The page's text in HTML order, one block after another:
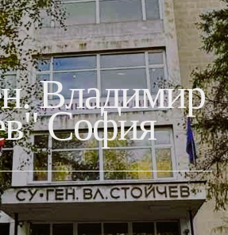
БИБЛИОТЕКА ПНС
НА COVID-19
СЕСИЯ
ДНЕВНИК
ОБУЧЕНИЕ
ДОКУМЕНТИ
УНИФОРМИ
Владимир
София